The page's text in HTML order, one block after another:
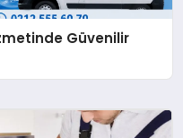
Güvenilir